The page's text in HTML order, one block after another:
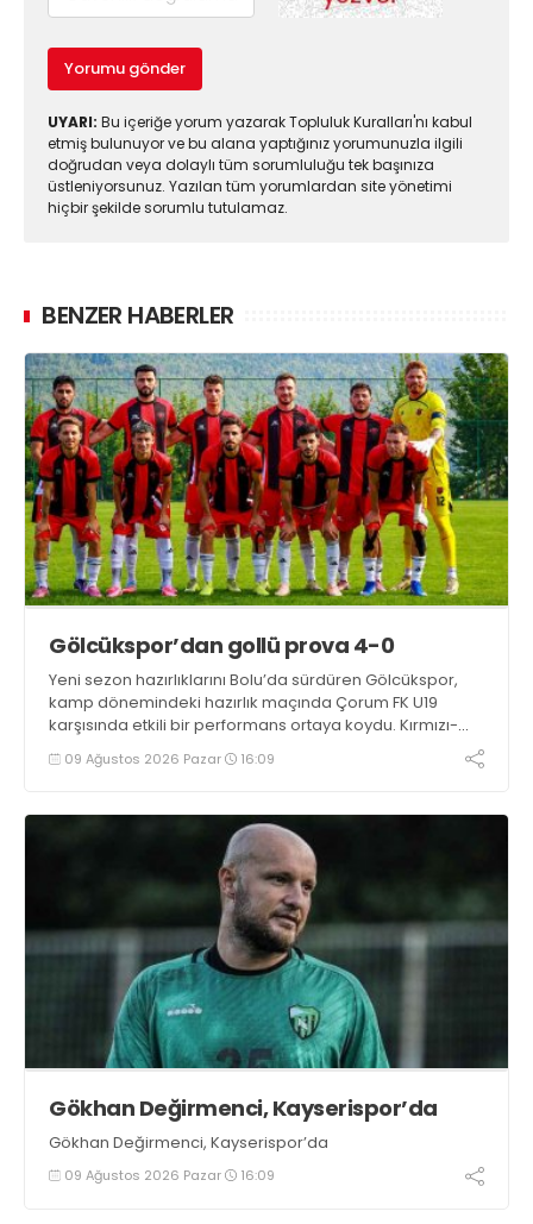
Yorumu gönder
UYARI: Bu içeriğe yorum yazarak Topluluk Kuralları'nı kabul
etmiş bulunuyor ve bu alana yaptığınız yorumunuzla ilgili
doğrudan veya dolaylı tüm sorumluluğu tek başınıza
üstleniyorsunuz. Yazılan tüm yorumlardan site yönetimi
hiçbir şekilde sorumlu tutulamaz.
BENZER HABERLER
Gölcükspor’dan gollü prova 4-0
Yeni sezon hazırlıklarını Bolu’da sürdüren Gölcükspor,
kamp dönemindeki hazırlık maçında Çorum FK U19
karşısında etkili bir performans ortaya koydu. Kırmızı-
siyahlılar, iki devrede bulduğu gollerle rakibini 4-0
mağlup etti
09 Ağustos 2026 Pazar 16:09
Gökhan Değirmenci, Kayserispor’da
Gökhan Değirmenci, Kayserispor’da
09 Ağustos 2026 Pazar 16:09